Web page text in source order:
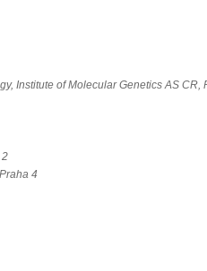
Institute of Molecular Genetics AS CR,
2
4